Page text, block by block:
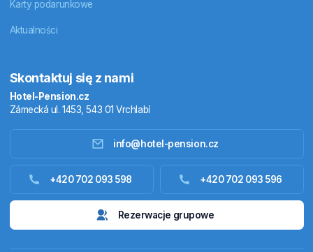
Zakwaterowanie za granicą
Karty podarunkowe
Aktualności
Skontaktuj się z nami
Hotel-Pension.cz
Zámecká ul. 1453, 543 01 Vrchlabí
info@hotel-pension.cz
+420 702 093 598 +420 702 093 596
Rezerwacje grupowe